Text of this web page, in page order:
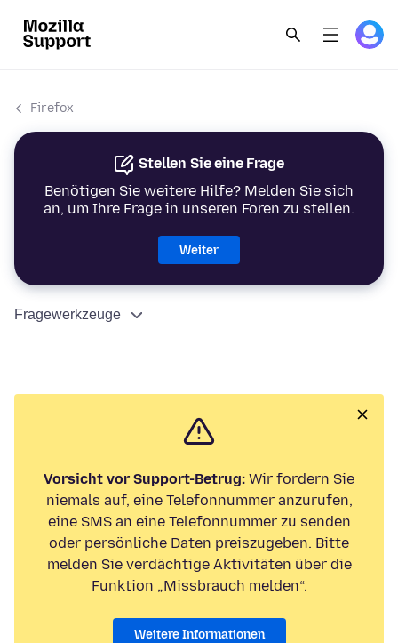
Firefox
Stellen Sie eine Frage
Benötigen Sie weitere Hilfe? Melden Sie sich
an, um Ihre Frage in unseren Foren zu stellen.
Weiter
Fragewerkzeuge
Vorsicht vor Support-Betrug: Wir fordern Sie
niemals auf, eine Telefonnummer anzurufen,
eine SMS an eine Telefonnummer zu senden
oder persönliche Daten preiszugeben. Bitte
melden Sie verdächtige Aktivitäten über die
Funktion „Missbrauch melden“.
Weitere Informationen